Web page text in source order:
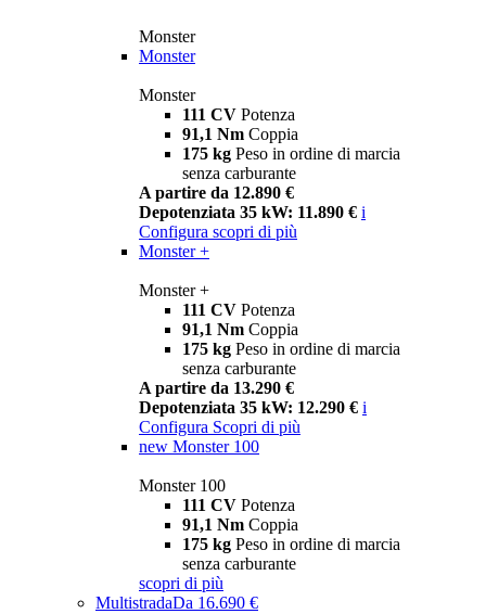
Monster
Monster
Monster
111 CV Potenza
91,1 Nm Coppia
175 kg Peso in ordine di marcia
senza carburante
A partire da 12.890 €
Depotenziata 35 kW: 11.890 € i
Configura scopri di più
Monster +
Monster +
111 CV Potenza
91,1 Nm Coppia
175 kg Peso in ordine di marcia
senza carburante
A partire da 13.290 €
Depotenziata 35 kW: 12.290 € i
Configura Scopri di più
new Monster 100
Monster 100
111 CV Potenza
91,1 Nm Coppia
175 kg Peso in ordine di marcia
senza carburante
scopri di più
MultistradaDa 16.690 €